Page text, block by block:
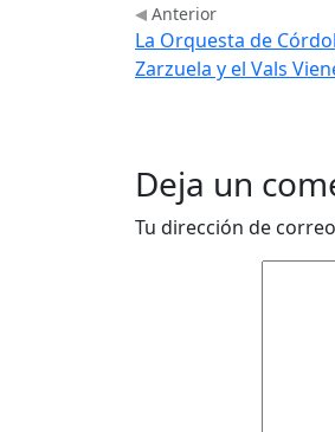
Anterior
La Orquesta de
Zarzuela y el Vals
Deja un
Tu dirección de